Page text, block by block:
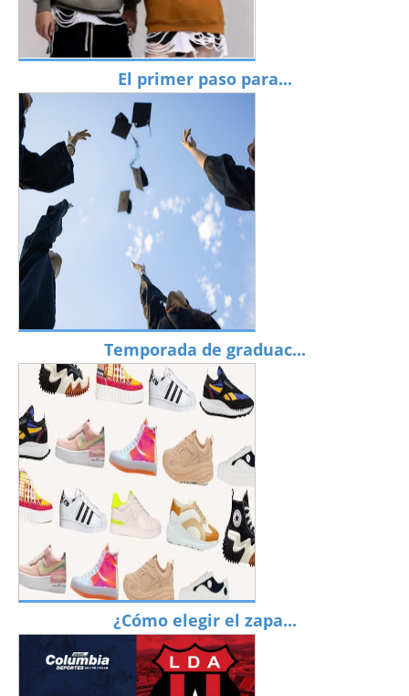
El primer paso para...
Temporada de graduac...
¿Cómo elegir el zapa...